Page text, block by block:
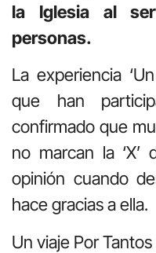
la Iglesia al
personas.
La experiencia
que han
confirmado que
no marcan la ‘X’
opinión cuando
hace gracias a ella.
Un viaje Por